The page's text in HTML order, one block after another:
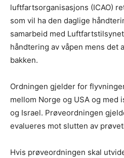
luftfartsorganisasjons (ICAO)
som vil ha den daglige
samarbeid med
håndtering av våpen mens det
bakken.
Ordningen gjelder for
mellom Norge og USA og med
og Israel. Prøveordningen
evalueres mot slutten av
Hvis prøveordningen skal